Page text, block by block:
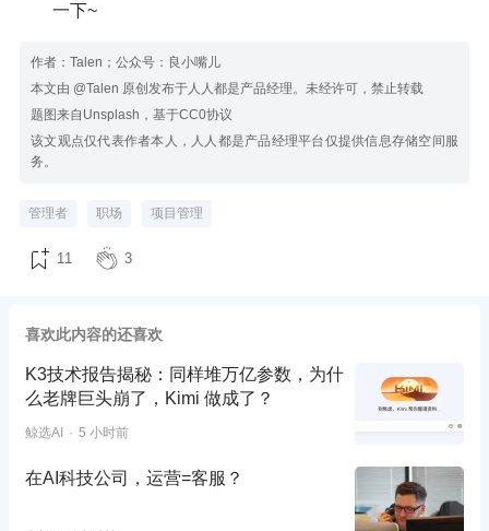
一下~
作者：Talen；公众号：良小嘴儿
本文由 @Talen 原创发布于人人都是产品经理。未经许可，禁止转载
题图来自Unsplash，基于CC0协议
该文观点仅代表作者本人，人人都是产品经理平台仅提供信息存储空间服
务。
管理者 职场 项目管理
11 3
喜欢此内容的还喜欢
K3技术报告揭秘：同样堆万亿参数，为什
么老牌巨头崩了，Kimi 做成了？
鲸选AI 5 小时前
在AI科技公司，运营=客服？